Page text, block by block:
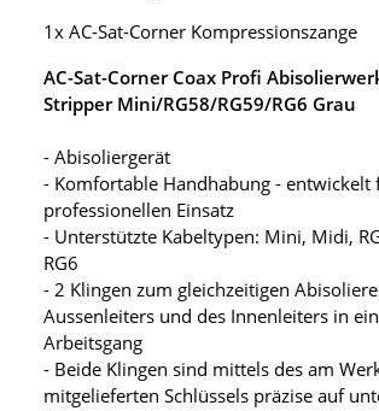
1x AC-Sat-Corner Kompressionszange
AC-Sat-Corner Coax Profi
Stripper Mini/RG58/RG59/RG6 Grau
- Abisoliergerät
- Komfortable Handhabung - entwickelt
professionellen Einsatz
- Unterstützte Kabeltypen: Mini, Midi,
RG6
- 2 Klingen zum gleichzeitigen
Aussenleiters und des Innenleiters in
Arbeitsgang
- Beide Klingen sind mittels des am
mitgelieferten Schlüssels präzise auf